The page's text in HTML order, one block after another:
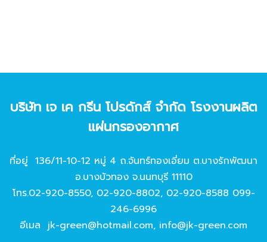
บริษัท เจ เค กรีน โปรดักส์ จํากัด โรงงานผลิต
แผ่นกรองอากาศ
ที่อยู่ 136/11-10-12 หมู่ 4 ถ.จันทร์ทองเอี่ยม ต.บางรักพัฒนา
อ.บางบัวทอง จ.นนทบุรี 11110
โทร.02-920-8550, 02-920-8802, 02-920-8588 099-
246-6996
อีเมล jk-green@hotmail.com, info@jk-green.com